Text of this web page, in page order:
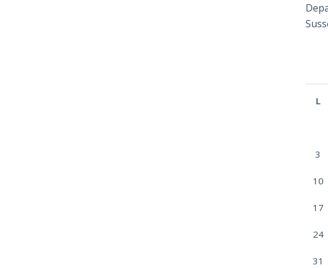
L
3
10
17
24
31